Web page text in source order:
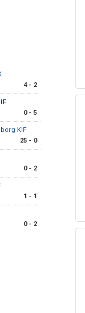
4 - 2
0 - 5
KIF
25 - 0
0 - 2
1 - 1
0 - 2